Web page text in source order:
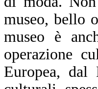
museo, bello
museo è
operazione
Europea, dal